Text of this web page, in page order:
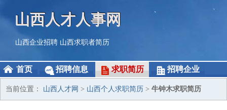
山西人才人事网
山西企业招聘 山西求职者简历
首页 招聘信息 求职简历 招聘企业
当前位置： 山西人才网 > 山西个人求职简历 > 牛钟木求职简历